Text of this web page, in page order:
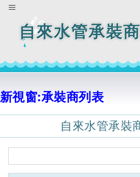
自來水管承裝
新視窗:承裝商列表
自來水管承裝